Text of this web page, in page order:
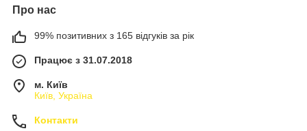
Про нас
99% позитивних з 165 відгуків за рік
Працює з 31.07.2018
м. Київ
Київ, Україна
Контакти